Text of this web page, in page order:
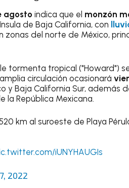
agosto indica que el monzón
de Baja California, con
zonas del norte de México,
tormenta tropical ("Howard")
circulación ocasionará
y Baja California Sur, además
República Mexicana.
km al suroeste de Playa
iUNYHAUGIs
2022